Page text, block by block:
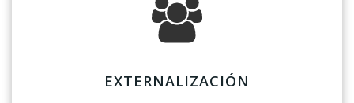
EXTERNALIZACIÓN